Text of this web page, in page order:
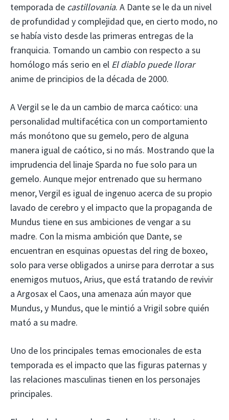
temporada de castillovania. A Dante se le da un nivel
de profundidad y complejidad que, en cierto modo, no
se había visto desde las primeras entregas de la
franquicia. Tomando un cambio con respecto a su
homólogo más serio en el El diablo puede llorar
anime de principios de la década de 2000.
A Vergil se le da un cambio de marca caótico: una
personalidad multifacética con un comportamiento
más monótono que su gemelo, pero de alguna
manera igual de caótico, si no más. Mostrando que la
imprudencia del linaje Sparda no fue solo para un
gemelo. Aunque mejor entrenado que su hermano
menor, Vergil es igual de ingenuo acerca de su propio
lavado de cerebro y el impacto que la propaganda de
Mundus tiene en sus ambiciones de vengar a su
madre. Con la misma ambición que Dante, se
encuentran en esquinas opuestas del ring de boxeo,
solo para verse obligados a unirse para derrotar a sus
enemigos mutuos, Arius, que está tratando de revivir
a Argosax el Caos, una amenaza aún mayor que
Mundus, y Mundus, que le mintió a Vrigil sobre quién
mató a su madre.
Uno de los principales temas emocionales de esta
temporada es el impacto que las figuras paternas y
las relaciones masculinas tienen en los personajes
principales.